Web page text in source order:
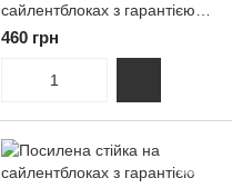
сайлентблоках з гарантією
BYD F 6, G6 2012 задня
460 грн